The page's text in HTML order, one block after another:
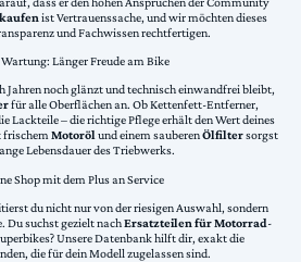
ist Vertrauenssache, und wir möchten dieses
und Fachwissen rechtfertigen.
Länger Freude am Bike
noch glänzt und technisch einwandfrei bleibt,
für alle Oberflächen an. Ob Kettenfett-Entferner,
Lackteile – die richtige Pflege erhält den Wert deines
frischemMotorölund einem sauberenÖlfiltersorgst
Lebensdauer des Triebwerks.
Shop mit dem Plus an Service
du nicht nur von der riesigen Auswahl, sondern
Du suchst gezielt nachErsatzteilen für Motorrad-
Unsere Datenbank hilft dir, exakt die
die für dein Modell zugelassen sind.